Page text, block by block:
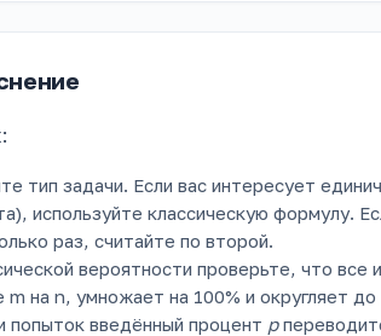
тип задачи. Если вас интересует
используйте классическую формулу.
раз, считайте по второй.
вероятности проверьте, что все
на n, умножает на 100% и округляет до
попыток введённый процент p